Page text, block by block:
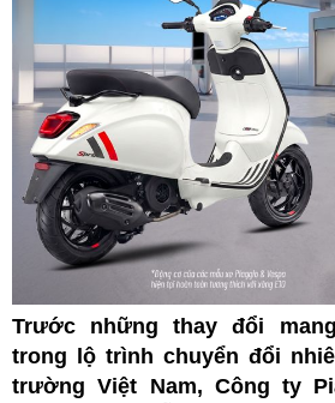
Trước những thay đổi
trong lộ trình chuyển đổi
trường Việt Nam, Công ty